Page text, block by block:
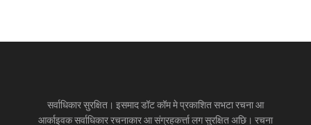
सर्वाधिकार सुरक्षित। इसमाद डॉट कॉम मे प्रकाशित सभटा रचना आ
आर्काइवक सर्वाधिकार रचनाकार आ संग्रहकर्त्ता लग सुरक्षित अछि। रचना